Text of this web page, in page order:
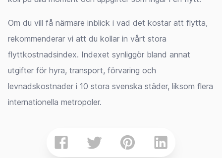
Om du vill få närmare inblick i vad det kostar att flytta,
rekommenderar vi att du kollar in vårt stora
flyttkostnadsindex. Indexet synliggör bland annat
utgifter för hyra, transport, förvaring och
levnadskostnader i 10 stora svenska städer, liksom flera
internationella metropoler.